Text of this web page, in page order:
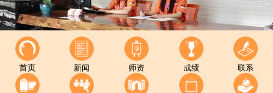
首页 新闻 师资 成绩 联系